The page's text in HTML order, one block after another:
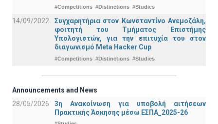
#Competitions #Distinctions #Studies
14/09/2022
Συγχαρητήρια στον Κωνσταντίνο Ανεμοζάλη,
φοιτητή του Τμήματος Επιστήμης
Υπολογιστών, για την επιτυχία του στον
διαγωνισμό Meta Hacker Cup
#Competitions #Distinctions #Studies
Announcements and News
28/05/2026
3η Ανακοίνωση για υποβολή αιτήσεων
Πρακτικής Άσκησης μέσω ΕΣΠΑ_2025-26